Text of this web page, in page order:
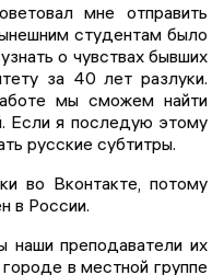
мне отправить
студентам было
о чувствах бывших
за 40 лет разлуки.
мы сможем найти
Если я последую этому
русские субтитры.
во Вконтакте, потому
в России.
наши преподаватели их
в местной группе